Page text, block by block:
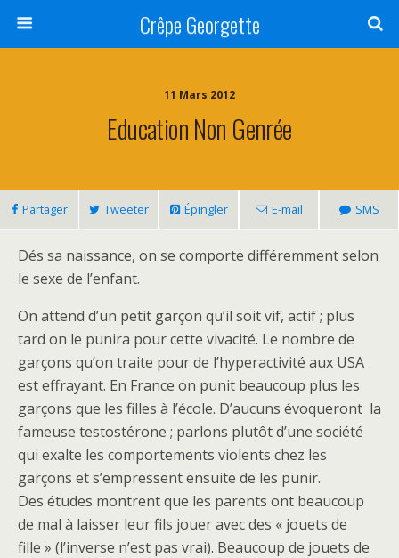
Crêpe Georgette
11 Mars 2012
Education Non Genrée
Partager Tweeter Épingler E-mail SMS
Dés sa naissance, on se comporte différemment selon
le sexe de l’enfant.
On attend d’un petit garçon qu’il soit vif, actif ; plus
tard on le punira pour cette vivacité. Le nombre de
garçons qu’on traite pour de l’hyperactivité aux USA
est effrayant. En France on punit beaucoup plus les
garçons que les filles à l’école. D’aucuns évoqueront la
fameuse testostérone ; parlons plutôt d’une société
qui exalte les comportements violents chez les
garçons et s’empressent ensuite de les punir.
Des études montrent que les parents ont beaucoup
de mal à laisser leur fils jouer avec des « jouets de
fille » (l’inverse n’est pas vrai). Beaucoup de jouets de